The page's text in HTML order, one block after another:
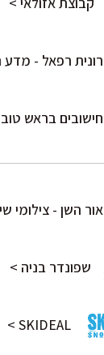
רונית רפאל - מדע
חישובים בראש
אור השן - צילומי
שפונדר בניה >
SKIDEAL >